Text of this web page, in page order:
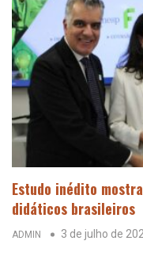
Estudo inédito
didáticos brasileiros
ADMIN 3 de julho de